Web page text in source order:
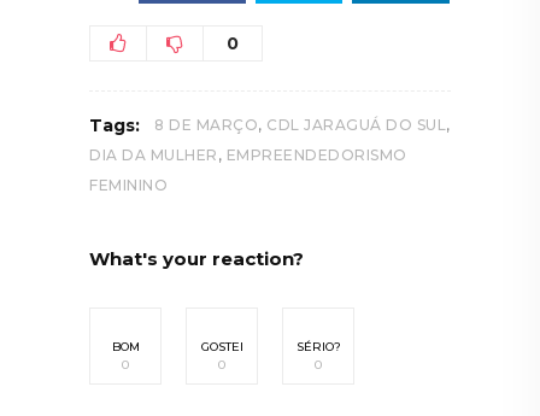
0
Tags: 8 DE MARÇO, CDL JARAGUÁ DO SUL,
DIA DA MULHER , EMPREENDEDORISMO
FEMININO
What's your reaction?
BOM
0
GOSTEI
0
SÉRIO?
0